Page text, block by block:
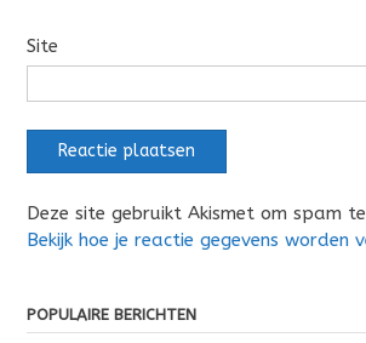
Site
Deze site gebruikt Akismet om spam
Bekijk hoe je reactie gegevens worden
POPULAIRE BERICHTEN